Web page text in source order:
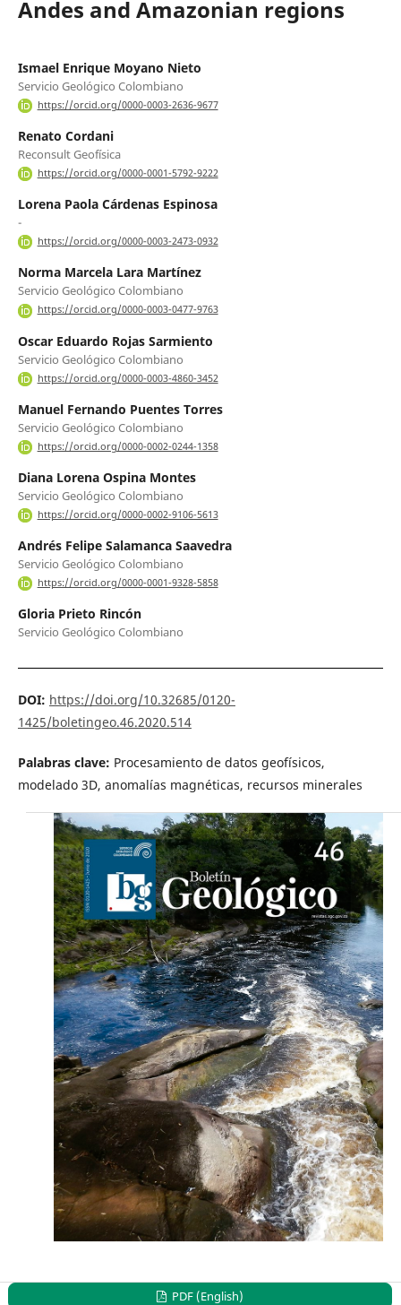
Andes and Amazonian regions
Ismael Enrique Moyano Nieto
Servicio Geológico Colombiano
https://orcid.org/0000-0003-2636-9677
Renato Cordani
Reconsult Geofísica
https://orcid.org/0000-0001-5792-9222
Lorena Paola Cárdenas Espinosa
-
https://orcid.org/0000-0003-2473-0932
Norma Marcela Lara Martínez
Servicio Geológico Colombiano
https://orcid.org/0000-0003-0477-9763
Oscar Eduardo Rojas Sarmiento
Servicio Geológico Colombiano
https://orcid.org/0000-0003-4860-3452
Manuel Fernando Puentes Torres
Servicio Geológico Colombiano
https://orcid.org/0000-0002-0244-1358
Diana Lorena Ospina Montes
Servicio Geológico Colombiano
https://orcid.org/0000-0002-9106-5613
Andrés Felipe Salamanca Saavedra
Servicio Geológico Colombiano
https://orcid.org/0000-0001-9328-5858
Gloria Prieto Rincón
Servicio Geológico Colombiano
DOI: https://doi.org/10.32685/0120-
1425/boletingeo.46.2020.514
Palabras clave: Procesamiento de datos geofísicos,
modelado 3D, anomalías magnéticas, recursos minerales
PDF (English)